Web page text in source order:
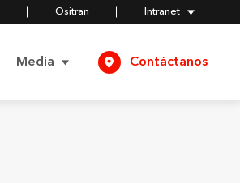
Ositran Intranet
Media Contáctanos